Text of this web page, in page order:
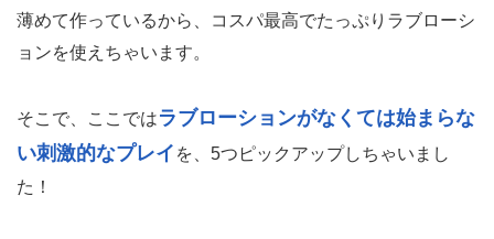
薄めて作っているから、コスパ最高でたっぷりラブローシ
ョンを使えちゃいます。
そこで、ここではラブローションがなくては始まらな
い刺激的なプレイ を、5つピックアップしちゃいまし
た！